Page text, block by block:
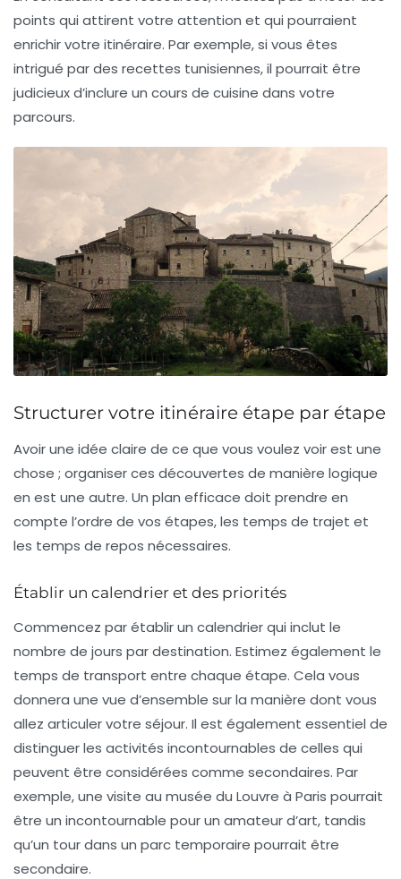
points qui attirent votre attention et qui pourraient
enrichir votre itinéraire. Par exemple, si vous êtes
intrigué par des recettes tunisiennes, il pourrait être
judicieux d’inclure un cours de cuisine dans votre
parcours.
Structurer votre itinéraire étape par étape
Avoir une idée claire de ce que vous voulez voir est une
chose ; organiser ces découvertes de manière logique
en est une autre. Un plan efficace doit prendre en
compte l’ordre de vos étapes, les temps de trajet et
les temps de repos nécessaires.
Établir un calendrier et des priorités
Commencez par établir un calendrier qui inclut le
nombre de jours par destination. Estimez également le
temps de transport entre chaque étape. Cela vous
donnera une vue d’ensemble sur la manière dont vous
allez articuler votre séjour. Il est également essentiel de
distinguer les activités incontournables de celles qui
peuvent être considérées comme secondaires. Par
exemple, une visite au musée du Louvre à Paris pourrait
être un incontournable pour un amateur d’art, tandis
qu’un tour dans un parc temporaire pourrait être
secondaire.